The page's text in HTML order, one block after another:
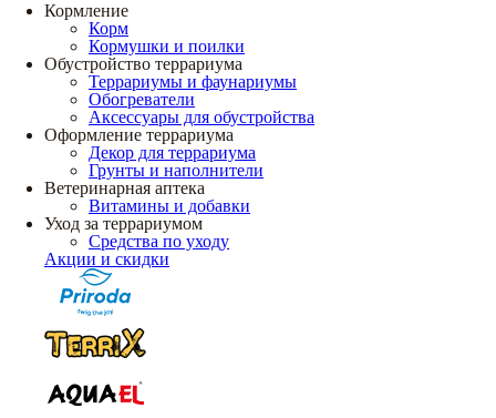
Кормление
Корм
Кормушки и поилки
Обустройство террариума
Террариумы и фаунариумы
Обогреватели
Аксессуары для обустройства
Оформление террариума
Декор для террариума
Грунты и наполнители
Ветеринарная аптека
Витамины и добавки
Уход за террариумом
Средства по уходу
Акции и скидки